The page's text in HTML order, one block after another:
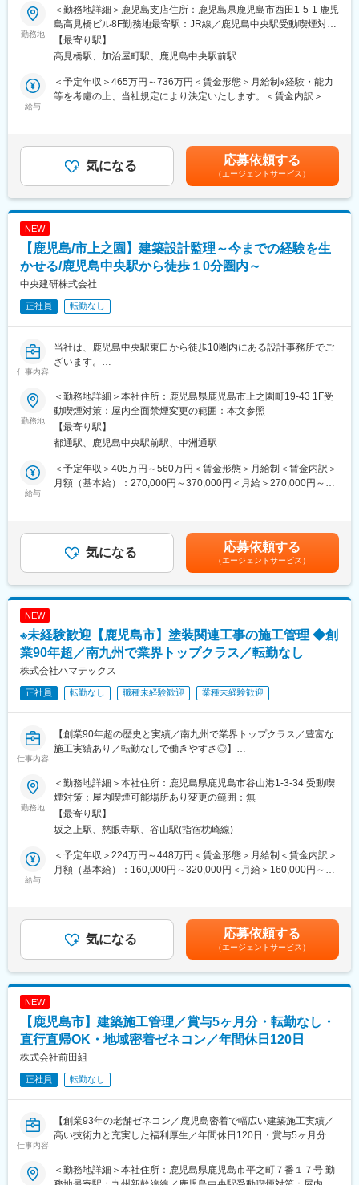
アアップしたい」「残業少なく、仕事後のプライベートを充実さ
せたい」そんな方にピッタリなお仕事です！
変更の範囲：会社の定める業務
■業務概要：
一級建築士として培った設計知識を活かし、建築全体を俯瞰し判
断する専門家へ。住宅から工場・商業施設・ホテルまで幅広い案
件に携わり、法規解釈や適法性判断を通じて市場価値の高い専門
性を磨けるポジションです。
「作る側」の経験を武器に「判断する側」として建築業界を支え
る役割を担います。
建築確認審査および住宅性能評価業務を担当します。
主な役割は、着工前の設計図面や計算書を確認し、建築基準法や
関連法規への適合性を判断することです。
担当案件は住宅からスタートし、経験や適性に応じて工場・商業
施設・ホテルなど幅広い建築物へ拡大。構造・設備・省エネなど
専門領域にも携わります。案件ごとに条件や法規の適用内容が異
なるため、一級建築士としての設計知識や建築全体への理解を活
かしながら、多角的な視点で判断を行います。
物を照合しながら理解を深められます。
設計業務では経験しにくい多様な建築物に触れながら、建築全体
を俯瞰する判断力を養えます。案件ごとに異なる法規や地域条件
に向き合うため、経験がそのまま専門性として蓄積されます。法
規解釈や適法性判断に強い建築士として、市場価値を高められる
環境です。
■キャリアパス：
へとステップアップしていきます。
職が違うのが当たり前なので、中途入社の人もすぐに溶け込める
変更の範囲：会社の定める業務
勤務地
＜勤務地詳細＞鹿児島支店住所：鹿児島県鹿児島市西田1-5-1 鹿児
島高見橋ビル8F勤務地最寄駅：JR線／鹿児島中央駅受動喫煙対
策：屋内全面禁煙変更の範囲：会社の定める事業所
【最寄り駅】
高見橋駅、加治屋町駅、鹿児島中央駅前駅
給与
＜予定年収＞465万円～736万円＜賃金形態＞月給制※経験・能力
等を考慮の上、当社規定により決定いたします。＜賃金内訳＞月
与で支給します。資格内容により支給金額が異なります。(一級建
築士：10,000円、住宅性能評価員：5,000円、一級建築基準適合
判定資格者：25,000円、省エネ適合性判定員：5,000円ほか)賃金
はあくまでも目安の金額であり、選考を通じて上下する可能性が
あります。月給(月額)は固定手当を含めた表記です。
気になる 応募依頼する
（エージェントサービス）
NEW
【鹿児島/市上之園】建築設計監理～今までの経験を生
かせる/鹿児島中央駅から徒歩１0分圏内～
中央建研株式会社
正社員 転勤なし
仕事内容
当社は、鹿児島中央駅東口から徒歩10圏内にある設計事務所でご
ざいます。
ます。
■具体的な業務：
賃貸マンション、テナント、ビル、医院など幅広い建築物の設計
監理を行っていただきます。
※メインエリアは鹿児島市内となっております。社用車使用（AT
車）
【変更の範囲：会社の定める業務】
・鹿児島駅前広場歩行者用上屋ほか
・JR谷山駅前広場上屋
・中原ビル（黒かつ亭）
■当社について：
昭和59年創業以来、順調に業績を伸ばし、今後スタッフ増員し、
官庁、民間等の発展に貢献できればと考えております。
本求人は上記事業に基づき、地域金融機関が当該企業様の事業内
容の分析や成長可能性の評価(事業性評価)を実施し、
役割を正確に見定めたうえで弊社に連携いただき作成された求人
です。
変更の範囲：本文参照
勤務地
＜勤務地詳細＞本社住所：鹿児島県鹿児島市上之園町19-43 1F受
動喫煙対策：屋内全面禁煙変更の範囲：本文参照
【最寄り駅】
都通駅、鹿児島中央駅前駅、中洲通駅
給与
＜予定年収＞405万円～560万円＜賃金形態＞月給制＜賃金内訳＞
月額（基本給）：270,000円～370,000円＜月給＞270,000円～
くまでも目安の金額であり、選考を通じて上下する可能性があり
ます。月給(月額)は固定手当を含めた表記です。
気になる 応募依頼する
（エージェントサービス）
NEW
※未経験歓迎【鹿児島市】塗装関連工事の施工管理 ◆創
業90年超／南九州で業界トップクラス／転勤なし
株式会社ハマテックス
正社員 転勤なし 職種未経験歓迎 業種未経験歓迎
仕事内容
【創業90年超の歴史と実績／南九州で業界トップクラス／豊富な
施工実績あり／転勤なしで働きやすさ◎】
■職務内容：
塗装関連工事における施工管理をお任せします。
・元請けとの施工打ち合わせ
・工事見積業務
・工事受注営業
・公共工事における現場管理
・PCによる見積請求書、工事書類作成補助
※現場は県内一円となります。
■組織構成：
現在、施工管理は6名、補助スタッフ（書類作成等をメインで担
◇マイカー通勤可（駐車場あり）
◇育児休業取得実績あり
◇残業月平均26時間
■当社について：
ン・大型商業施設・病院・鉄塔・橋など様々な建物を手掛け、創
業90年の実績と確かな技術で順調に業績を伸ばし、南九州で業界
変更の範囲：会社の定める業務
勤務地
＜勤務地詳細＞本社住所：鹿児島県鹿児島市谷山港1-3-34 受動喫
煙対策：屋内喫煙可能場所あり変更の範囲：無
【最寄り駅】
坂之上駅、慈眼寺駅、谷山駅(指宿枕崎線)
給与
＜予定年収＞224万円～448万円＜賃金形態＞月給制＜賃金内訳＞
月額（基本給）：160,000円～320,000円＜月給＞160,000円～
までも目安の金額であり、選考を通じて上下する可能性がありま
す。月給(月額)は固定手当を含めた表記です。
気になる 応募依頼する
（エージェントサービス）
NEW
【鹿児島市】建築施工管理／賞与5ヶ月分・転勤なし・
直行直帰OK・地域密着ゼネコン／年間休日120日
株式会社前田組
正社員 転勤なし
仕事内容
【創業93年の老舗ゼネコン／鹿児島密着で幅広い建築施工実績／
高い技術力と充実した福利厚生／年間休日120日・賞与5ヶ月分・
■業務概要
当社の建築施工管理職として、鹿児島県内の公共・民間建築現場
＜勤務地詳細＞本社住所：鹿児島県鹿児島市平之町７番１７号 勤